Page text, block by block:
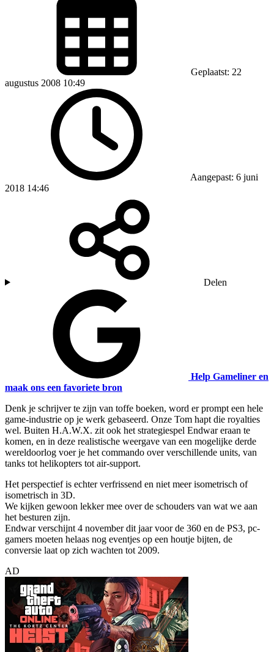
Geplaatst: 22
augustus 2008 10:49
Aangepast: 6 juni
2018 14:46
Delen
Help Gameliner en
maak ons een favoriete bron
Denk je schrijver te zijn van toffe boeken, word er prompt een hele
game-industrie op je werk gebaseerd. Onze Tom hapt die royalties
wel. Buiten H.A.W.X. zit ook het strategiespel Endwar eraan te
komen, en in deze realistische weergave van een mogelijke derde
wereldoorlog voer je het commando over verschillende units, van
tanks tot helikopters tot air-support.
Het perspectief is echter verfrissend en niet meer isometrisch of
isometrisch in 3D.
We kijken gewoon lekker mee over de schouders van wat we aan
het besturen zijn.
Endwar verschijnt 4 november dit jaar voor de 360 en de PS3, pc-
gamers moeten helaas nog eventjes op een houtje bijten, de
conversie laat op zich wachten tot 2009.
AD